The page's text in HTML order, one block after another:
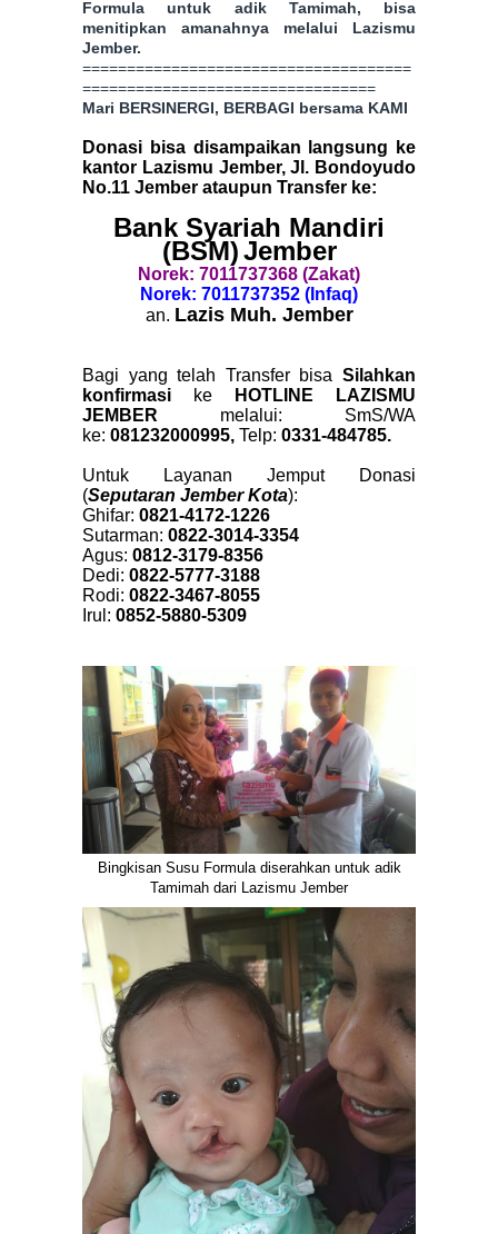
Formula untuk adik Tamimah, bisa
menitipkan amanahnya melalui Lazismu
Jember.
=====================================
=================================
Mari BERSINERGI, BERBAGI bersama KAMI
Donasi bisa disampaikan langsung ke
kantor Lazismu Jember, Jl. Bondoyudo
No.11 Jember ataupun Transfer ke:
Bank Syariah Mandiri
(BSM)Jember
Norek: 7011737368 (Zakat)
Norek: 7011737352 (Infaq)
an. Lazis Muh. Jember
Bagi yang telah Transfer bisa Silahkan
konfirmasi ke
HOTLINE LAZISMU
JEMBER melalui: SmS/WA
ke: 081232000995, Telp: 0331-484785.
Untuk Layanan Jemput Donasi
(Seputaran Jember Kota):
Ghifar: 0821-4172-1226
Sutarman: 0822-3014-3354
Agus: 0812-3179-8356
Dedi: 0822-5777-3188
Rodi: 0822-3467-8055
Irul: 0852-5880-5309
Bingkisan Susu Formula diserahkan untuk adik
Tamimah dari Lazismu Jember